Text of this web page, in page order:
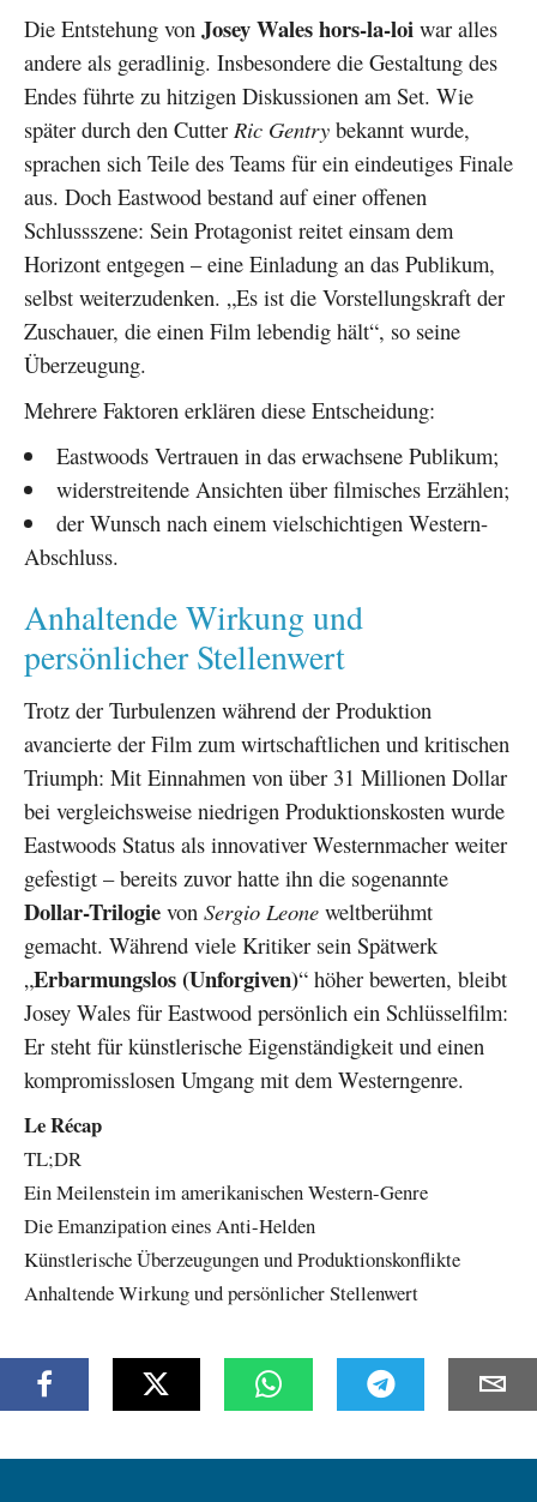
Die Entstehung von Josey Wales hors-la-loi war alles
andere als geradlinig. Insbesondere die Gestaltung des
Endes führte zu hitzigen Diskussionen am Set. Wie
später durch den Cutter Ric Gentry bekannt wurde,
sprachen sich Teile des Teams für ein eindeutiges Finale
aus. Doch Eastwood bestand auf einer offenen
Schlussszene: Sein Protagonist reitet einsam dem
Horizont entgegen – eine Einladung an das Publikum,
selbst weiterzudenken. „Es ist die Vorstellungskraft der
Zuschauer, die einen Film lebendig hält“, so seine
Überzeugung.
Mehrere Faktoren erklären diese Entscheidung:
Eastwoods Vertrauen in das erwachsene Publikum;
widerstreitende Ansichten über filmisches Erzählen;
der Wunsch nach einem vielschichtigen Western-
Abschluss.
Anhaltende Wirkung und
persönlicher Stellenwert
Trotz der Turbulenzen während der Produktion
avancierte der Film zum wirtschaftlichen und kritischen
Triumph: Mit Einnahmen von über 31 Millionen Dollar
bei vergleichsweise niedrigen Produktionskosten wurde
Eastwoods Status als innovativer Westernmacher weiter
gefestigt – bereits zuvor hatte ihn die sogenannte
Dollar-Trilogie von Sergio Leone weltberühmt
gemacht. Während viele Kritiker sein Spätwerk
„Erbarmungslos (Unforgiven)“ höher bewerten, bleibt
Josey Wales für Eastwood persönlich ein Schlüsselfilm:
Er steht für künstlerische Eigenständigkeit und einen
kompromisslosen Umgang mit dem Westerngenre.
Le Récap
TL;DR
Ein Meilenstein im amerikanischen Western-Genre
Die Emanzipation eines Anti-Helden
Künstlerische Überzeugungen und Produktionskonflikte
Anhaltende Wirkung und persönlicher Stellenwert